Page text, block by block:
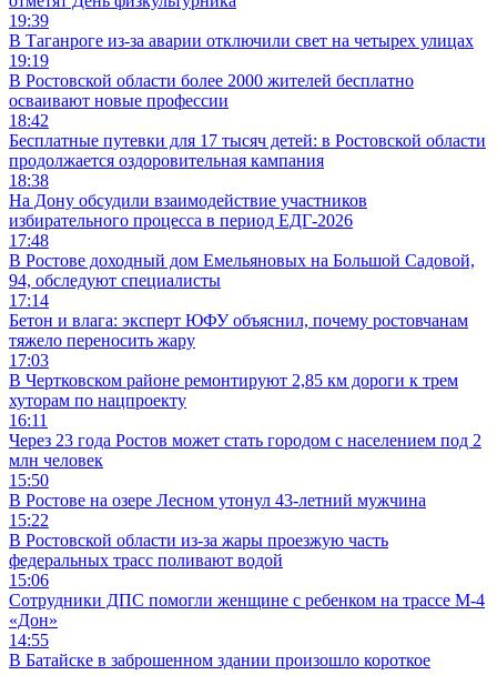
19:39
В Таганроге из-за аварии отключили свет на четырех улицах
19:19
В Ростовской области более 2000 жителей бесплатно
осваивают новые профессии
18:42
Бесплатные путевки для 17 тысяч детей: в Ростовской области
продолжается оздоровительная кампания
18:38
На Дону обсудили взаимодействие участников
избирательного процесса в период ЕДГ-2026
17:48
В Ростове доходный дом Емельяновых на Большой Садовой,
94, обследуют специалисты
17:14
Бетон и влага: эксперт ЮФУ объяснил, почему ростовчанам
тяжело переносить жару
17:03
В Чертковском районе ремонтируют 2,85 км дороги к трем
хуторам по нацпроекту
16:11
Через 23 года Ростов может стать городом с населением под 2
млн человек
15:50
В Ростове на озере Лесном утонул 43-летний мужчина
15:22
В Ростовской области из-за жары проезжую часть
федеральных трасс поливают водой
15:06
Сотрудники ДПС помогли женщине с ребенком на трассе М-4
«Дон»
14:55
В Батайске в заброшенном здании произошло короткое